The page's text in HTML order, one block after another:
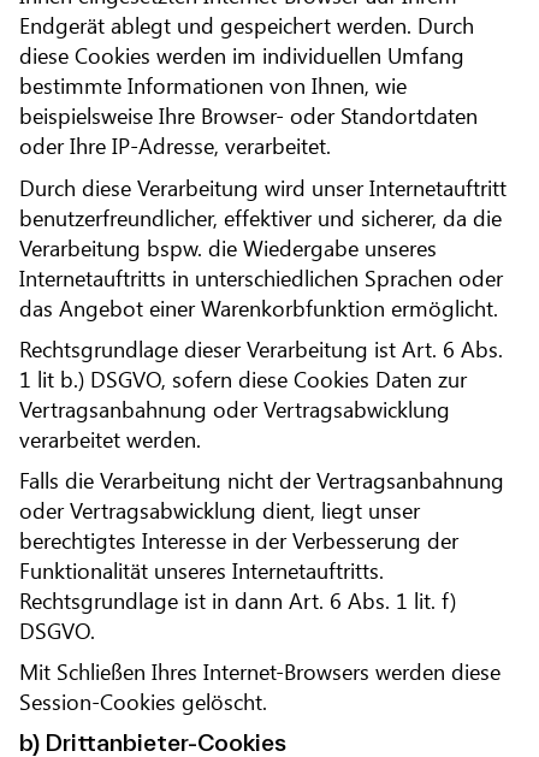
Endgerät ablegt und gespeichert werden. Durch
diese Cookies werden im individuellen Umfang
bestimmte Informationen von Ihnen, wie
beispielsweise Ihre Browser- oder Standortdaten
oder Ihre IP-Adresse, verarbeitet.
Durch diese Verarbeitung wird unser Internetauftritt
benutzerfreundlicher, effektiver und sicherer, da die
Verarbeitung bspw. die Wiedergabe unseres
Internetauftritts in unterschiedlichen Sprachen oder
das Angebot einer Warenkorbfunktion ermöglicht.
Rechtsgrundlage dieser Verarbeitung ist Art. 6 Abs.
1 lit b.) DSGVO, sofern diese Cookies Daten zur
Vertragsanbahnung oder Vertragsabwicklung
verarbeitet werden.
Falls die Verarbeitung nicht der Vertragsanbahnung
oder Vertragsabwicklung dient, liegt unser
berechtigtes Interesse in der Verbesserung der
Funktionalität unseres Internetauftritts.
Rechtsgrundlage ist in dann Art. 6 Abs. 1 lit. f)
DSGVO.
Mit Schließen Ihres Internet-Browsers werden diese
Session-Cookies gelöscht.
b) Drittanbieter-Cookies